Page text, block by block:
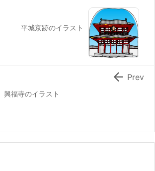
平城京跡のイラスト
興福寺のイラスト
 Prev